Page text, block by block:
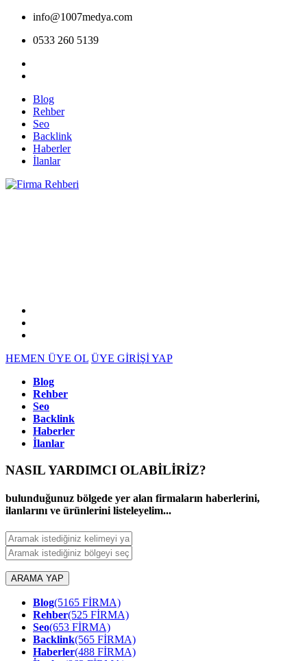
info@1007medya.com
0533 260 5139
Blog
Rehber
Seo
Backlink
Haberler
İlanlar
HEMEN ÜYE OL ÜYE GİRİŞİ YAP
Blog
Rehber
Seo
Backlink
Haberler
İlanlar
NASIL YARDIMCI OLABİLİRİZ?
bulunduğunuz bölgede yer alan firmaların haberlerini,
ilanlarını ve ürünlerini listeleyelim...
ARAMA YAP
Blog(5165 FİRMA)
Rehber(525 FİRMA)
Seo(653 FİRMA)
Backlink(565 FİRMA)
Haberler(488 FİRMA)